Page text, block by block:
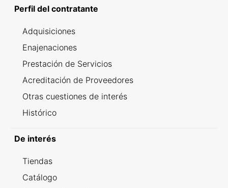
Perfil del contratante
Adquisiciones
Enajenaciones
Prestación de Servicios
Acreditación de Proveedores
Otras cuestiones de interés
Histórico
De interés
Tiendas
Catálogo